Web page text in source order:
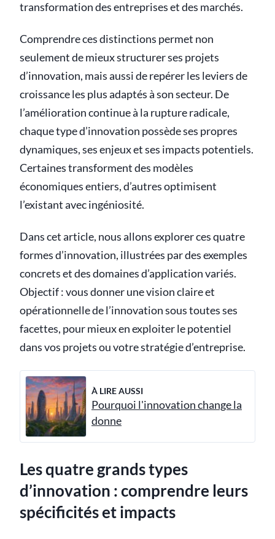
transformation des entreprises et des marchés.
Comprendre ces distinctions permet non
seulement de mieux structurer ses projets
d’innovation, mais aussi de repérer les leviers de
croissance les plus adaptés à son secteur. De
l’amélioration continue à la rupture radicale,
chaque type d’innovation possède ses propres
dynamiques, ses enjeux et ses impacts potentiels.
Certaines transforment des modèles
économiques entiers, d’autres optimisent
l’existant avec ingéniosité.
Dans cet article, nous allons explorer ces quatre
formes d’innovation, illustrées par des exemples
concrets et des domaines d’application variés.
Objectif : vous donner une vision claire et
opérationnelle de l’innovation sous toutes ses
facettes, pour mieux en exploiter le potentiel
dans vos projets ou votre stratégie d’entreprise.
À LIRE AUSSI
Pourquoi l'innovation change la
donne
Les quatre grands types
d’innovation : comprendre leurs
spécificités et impacts